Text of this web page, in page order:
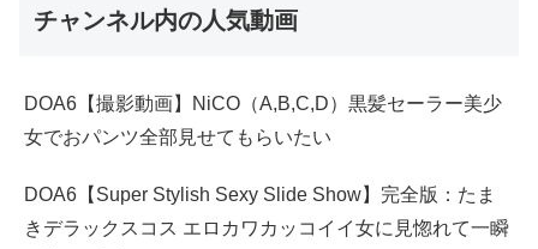
チャンネル内の人気動画
DOA6【撮影動画】NiCO（A,B,C,D）黒髪セーラー美少
女でおパンツ全部見せてもらいたい
DOA6【Super Stylish Sexy Slide Show】完全版：たま
きデラックスコス エロカワカッコイイ女に見惚れて一瞬